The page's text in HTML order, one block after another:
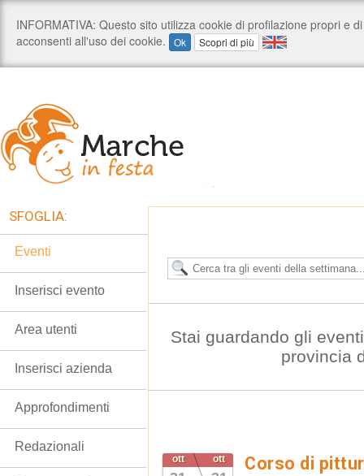
Stai guardando gli
provincia
ott ott Corso di
SFOGLIA:
Eventi
Inserisci evento
Area utenti
Inserisci azienda
Approfondimenti
Redazionali